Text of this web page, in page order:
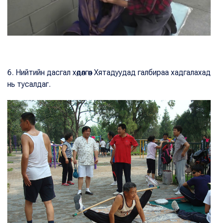
6. Нийтийн дасгал хөдөлгөөн Хятадуудад галбираа хадгалахад
нь тусалдаг.